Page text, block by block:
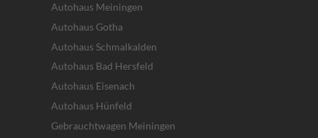
Autohaus Meiningen
Autohaus Gotha
Autohaus Schmalkalden
Autohaus Bad Hersfeld
Autohaus Eisenach
Autohaus Hünfeld
Gebrauchtwagen Meiningen